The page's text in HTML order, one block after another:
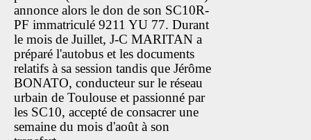
annonce alors le don de son SC10R-
PF immatriculé 9211 YU 77. Durant
le mois de Juillet, J-C MARITAN a
préparé l'autobus et les documents
relatifs à sa session tandis que Jérôme
BONATO, conducteur sur le réseau
urbain de Toulouse et passionné par
les SC10, accepté de consacrer une
semaine du mois d'août à son